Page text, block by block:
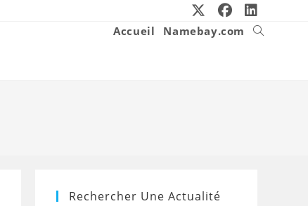
Accueil Namebay.com
Toggle
Rechercher Une Actualité